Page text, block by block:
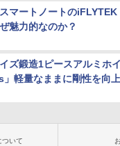
マートノートの
魅力的なのか？
ズ鍛造1ピースアルミホ
」軽量なままに剛性を向上
ついて